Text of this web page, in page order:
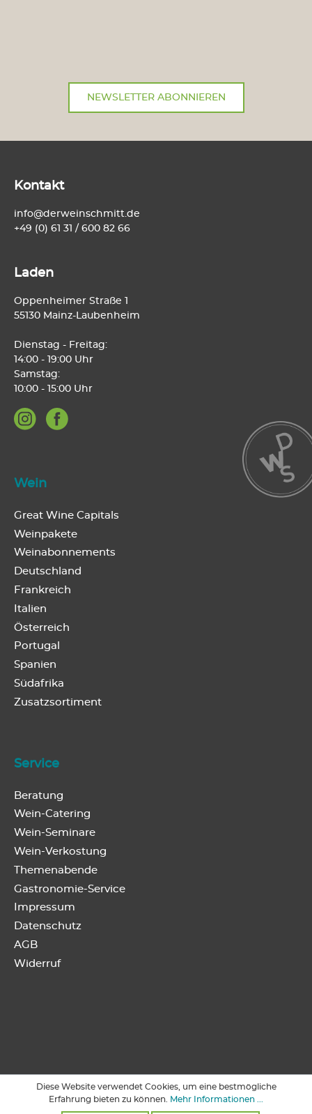
NEWSLETTER ABONNIEREN
Wein
Great Wine Capitals
Weinpakete
Weinabonnements
Deutschland
Frankreich
Italien
Österreich
Portugal
Spanien
Südafrika
Zusatzsortiment
Service
Beratung
Wein-Catering
Wein-Seminare
Wein-Verkostung
Themenabende
Gastronomie-Service
Impressum
Datenschutz
AGB
Widerruf
Kontakt
info@derweinschmitt.de
+49 (0) 61 31 / 600 82 66
Laden
Oppenheimer Straße 1
55130 Mainz-Laubenheim
Dienstag - Freitag:
14:00 - 19:00 Uhr
Samstag:
10:00 - 15:00 Uhr
Diese Website verwendet Cookies, um eine bestmögliche
Erfahrung bieten zu können.
Mehr Informationen ...